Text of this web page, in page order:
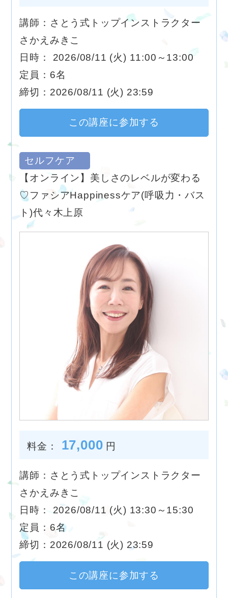
講師：さとう式トップインストラクター
さかえみきこ
日時： 2026/08/11 (火) 11:00～13:00
定員：6名
締切：2026/08/11 (火) 23:59
この講座に参加する
セルフケア
【オンライン】美しさのレベルが変わる
♡ファシアHappinessケア(呼吸力・バス
ト)代々木上原
料金： 17,000 円
講師：さとう式トップインストラクター
さかえみきこ
日時： 2026/08/11 (火) 13:30～15:30
定員：6名
締切：2026/08/11 (火) 23:59
この講座に参加する